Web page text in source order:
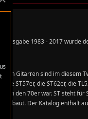
1983 - 2017 wurde
Gitarren sind im diesem
ST57er, die ST62er, die
in den 70er war. ST steht
Der Katalog enthält